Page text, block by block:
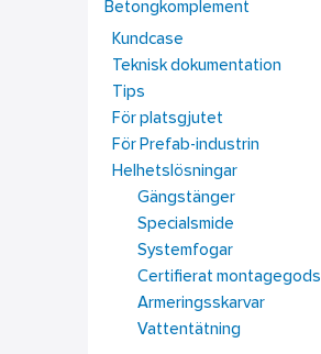
Betongkomplement
Kundcase
Teknisk dokumentation
Tips
För platsgjutet
För Prefab-industrin
Helhetslösningar
Gängstänger
Specialsmide
Systemfogar
Certifierat montagegods
Armeringsskarvar
Vattentätning